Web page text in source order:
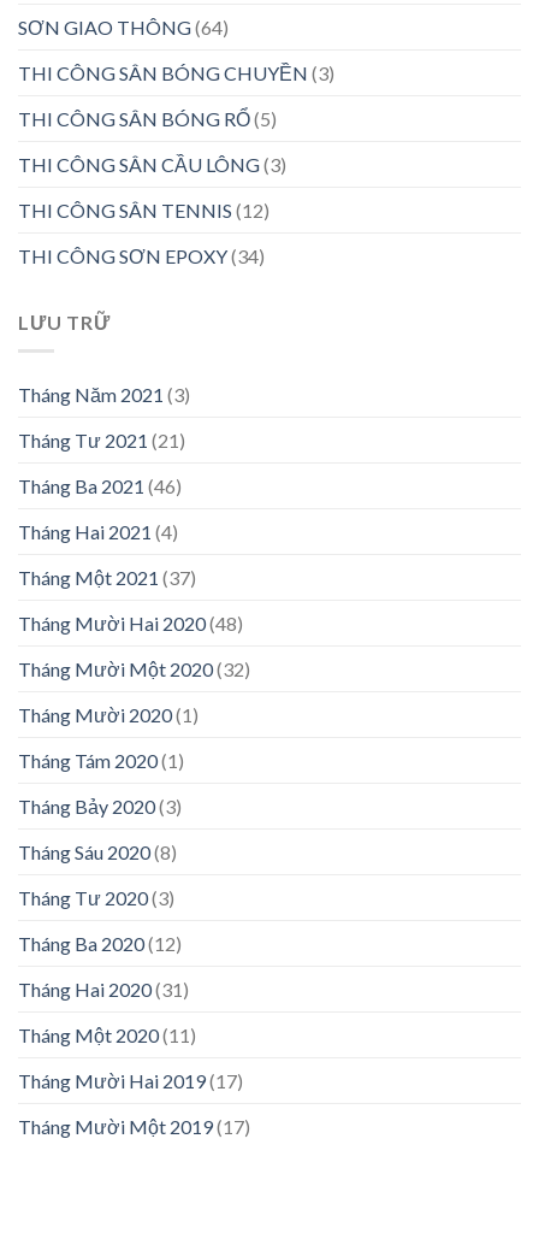
SƠN GIAO THÔNG(64)
THI CÔNG SÂN BÓNG CHUYỀN (3)
THI CÔNG SÂN BÓNG RỔ(5)
THI CÔNG SÂN CẦU LÔNG(3)
THI CÔNG SÂN TENNIS (12)
THI CÔNG SƠN EPOXY(34)
LƯU TRỮ
Tháng Năm 2021 (3)
Tháng Tư 2021 (21)
Tháng Ba 2021 (46)
Tháng Hai 2021 (4)
Tháng Một 2021 (37)
Tháng Mười Hai 2020(48)
Tháng Mười Một 2020(32)
Tháng Mười 2020(1)
Tháng Tám 2020(1)
Tháng Bảy 2020(3)
Tháng Sáu 2020(8)
Tháng Tư 2020(3)
Tháng Ba 2020(12)
Tháng Hai 2020(31)
Tháng Một 2020(11)
Tháng Mười Hai 2019(17)
Tháng Mười Một 2019(17)